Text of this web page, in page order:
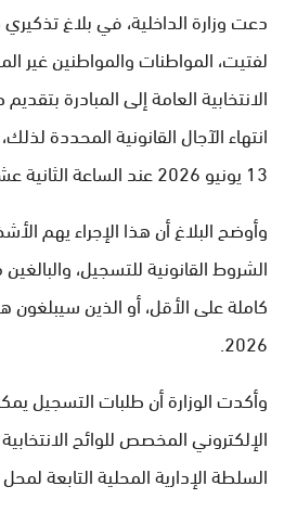
دعت وزارة الداخلية، في بلاغ
لفتيت، المواطنات والمواطنين غير
الانتخابية العامة إلى المبادرة
انتهاء الآجال القانونية المحددة
13 يونيو 2026 عند الساعة الثانية عشرة ليلاً.
وأوضح البلاغ أن هذا الإجراء يهم
2026.
وأكدت الوزارة أن طلبات التسجيل
الإلكتروني المخصص للوائح
السلطة الإدارية المحلية التابعة